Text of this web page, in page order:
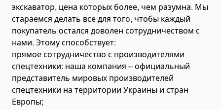
Торкрет установки
Асфальтобетонная продукция
Асфальт
Строительство дорог
Виброплиты
Дорожные фрезы
Шины для спецтехники
экскаватор, цена которых более, чем разумна. Мы
стараемся делать все для того, чтобы каждый
покупатель остался доволен сотрудничеством с
нами. Этому способствует:
прямое сотрудничество с производителями
спецтехники: наша компания – официальный
представитель мировых производителей
спецтехники на территории Украины и стран
Европы;